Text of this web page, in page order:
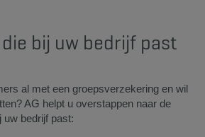
bij uw bedrijf past​
al met een groepsverzekering en wil
AG helpt u overstappen naar de
uw bedrijf past:​